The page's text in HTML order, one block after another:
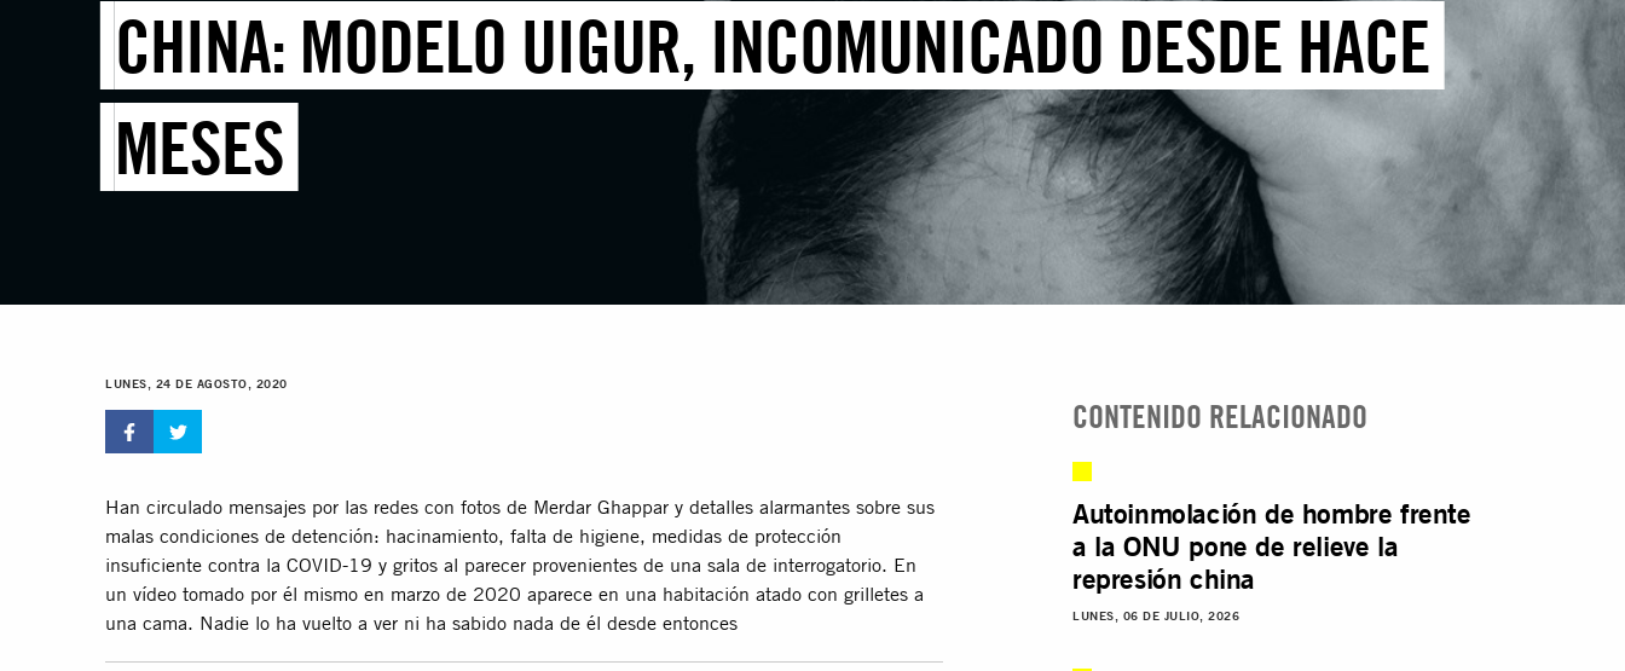
CHINA: MODELO UIGUR, INCOMUNICADO DESDE HACE
MESES
LUNES, 24 DE AGOSTO, 2020
Han circulado mensajes por las redes con fotos de Merdar Ghappar y detalles alarmantes sobre sus
malas condiciones de detención: hacinamiento, falta de higiene, medidas de protección
insuficiente contra la COVID-19 y gritos al parecer provenientes de una sala de interrogatorio. En
un vídeo tomado por él mismo en marzo de 2020 aparece en una habitación atado con grilletes a
una cama. Nadie lo ha vuelto a ver ni ha sabido nada de él desde entonces
CONTENIDO RELACIONADO
Autoinmolación de hombre frente
a la ONU pone de relieve la
represión china
LUNES, 06 DE JULIO, 2026